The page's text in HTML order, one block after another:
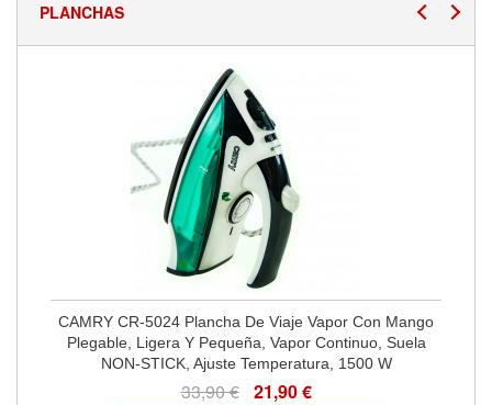
PLANCHAS
CAMRY CR-5024 Plancha De Viaje Vapor Con Mango
Plegable, Ligera Y Pequeña, Vapor Continuo, Suela
NON-STICK, Ajuste Temperatura, 1500 W
33,90 € 21,90 €